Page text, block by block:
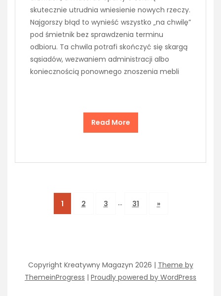
skutecznie utrudnia wniesienie nowych rzeczy.
Najgorszy błąd to wynieść wszystko „na chwilę”
pod śmietnik bez sprawdzenia terminu
odbioru. Ta chwila potrafi skończyć się skargą
sąsiadów, wezwaniem administracji albo
koniecznością ponownego znoszenia mebli
Read More
1 2 3 … 31 »
Copyright Kreatywny Magazyn 2026 | Theme by
ThemeinProgress | Proudly powered by WordPress